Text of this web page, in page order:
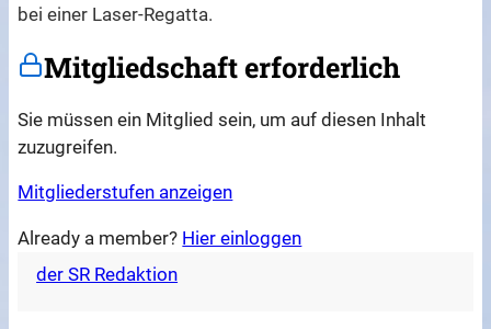
bei einer Laser-Regatta.
Mitgliedschaft erforderlich
Sie müssen ein Mitglied sein, um auf diesen Inhalt
zuzugreifen.
Mitgliederstufen anzeigen
Already a member? Hier einloggen
der SR Redaktion